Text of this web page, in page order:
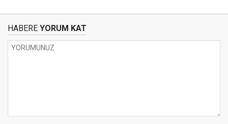
HABERE YORUM KAT